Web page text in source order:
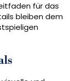
für das
bleiben dem